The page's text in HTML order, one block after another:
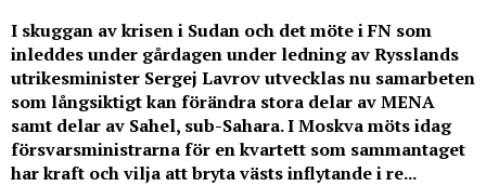
I skuggan av krisen i Sudan och det möte i FN som
inleddes under gårdagen under ledning av Rysslands
utrikesminister Sergej Lavrov utvecklas nu samarbeten
som långsiktigt kan förändra stora delar av MENA
samt delar av Sahel, sub-Sahara. I Moskva möts idag
försvarsministrarna för en kvartett som sammantaget
har kraft och vilja att bryta västs inflytande i re...